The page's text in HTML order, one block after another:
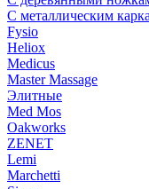
С металлическим
Fysio
Heliox
Medicus
Master Massage
Элитные
Med Mos
Oakworks
ZENET
Lemi
Marchetti